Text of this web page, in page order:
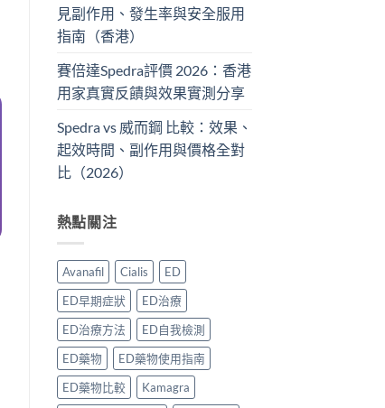
見副作用、發生率與安全服用
指南（香港）
賽倍達Spedra評價 2026：香港
用家真實反饋與效果實測分享
Spedra vs 威而鋼 比較：效果、
起效時間、副作用與價格全對
比（2026）
熱點關注
Avanafil Cialis
ED
ED早期症狀
ED治療
ED治療方法
ED自我檢測
ED藥物
ED藥物使用指南
ED藥物比較
Kamagra